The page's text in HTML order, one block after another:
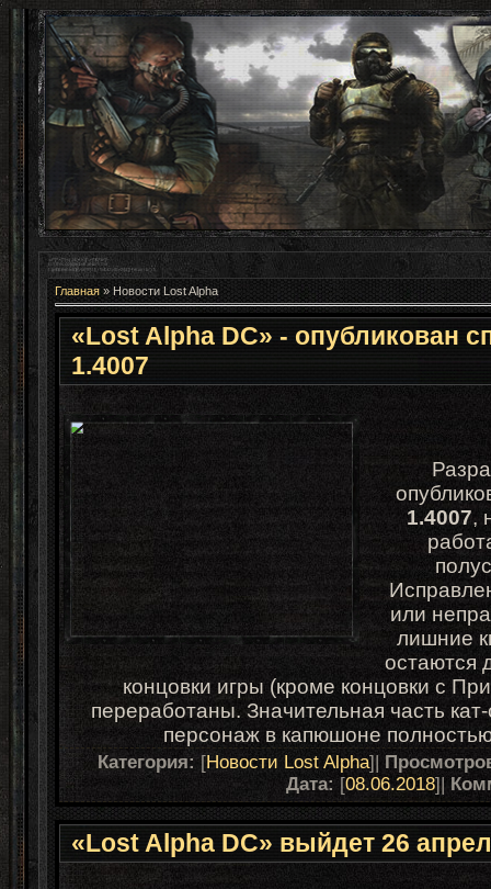
Главная» Новости Lost Alpha
«Lost Alpha DC» - опубликован
1.4007
1.4007,
или
лишние
остаются
концовки игры (кроме концовки с
переработаны. Значительная часть
персонаж в капюшоне
Категория: [Новости Lost Alpha]|
Дата: [08.06.2018]|
«Lost Alpha DC» выйдет 26